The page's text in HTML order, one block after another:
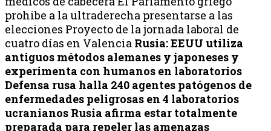
prohibe a la ultraderecha presentarse a las
elecciones Proyecto de la jornada laboral de
cuatro días en Valencia Rusia: EEUU utiliza
antiguos métodos alemanes y japoneses y
experimenta con humanos en laboratorios
Defensa rusa halla 240 agentes patógenos de
enfermedades peligrosas en 4 laboratorios
ucranianos Rusia afirma estar totalmente
preparada para repeler las amenazas